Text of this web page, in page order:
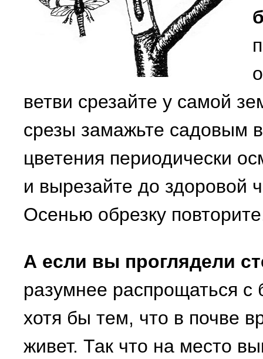
ветви срезайте у самой
срезы замажьте садовым
цветения периодически
и вырезайте до здоровой
Осенью обрезку
А если вы проглядели
разумнее распрощаться с
хотя бы тем, что в почве
живет. Так что на место